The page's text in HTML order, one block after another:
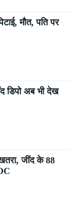
मौत, पति पर
डिपो अब भी देख
जींद के 88